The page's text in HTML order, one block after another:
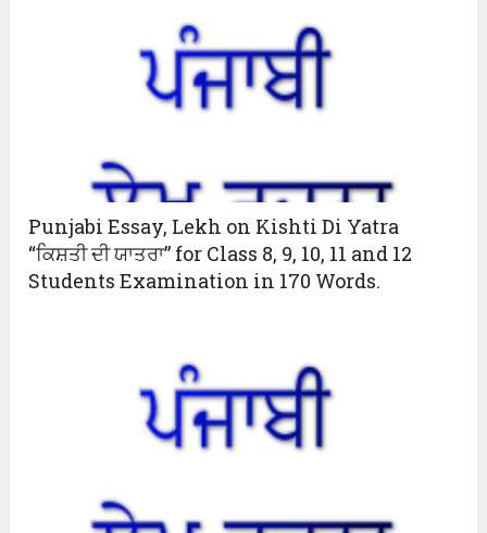
Punjabi Essay, Lekh on Kishti Di Yatra
“ਕਿਸ਼ਤੀ ਦੀ ਯਾਤਰਾ” for Class 8, 9, 10, 11 and 12
Students Examination in 170 Words.